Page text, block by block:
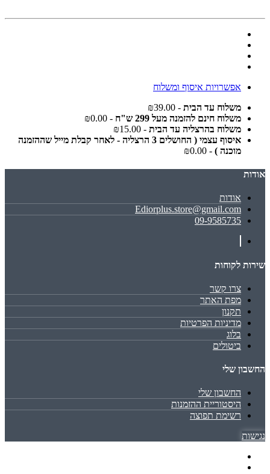
אפשרויות איסוף ומשלוח
משלוח עד הבית - ₪39.00
משלוח חינם להזמנה מעל 299 ש"ח
- ₪0.00
משלוח בהרצליה עד הבית - ₪15.00
איסוף עצמי ( החושלים 3 הרצליה - לאחר קבלת מייל שההזמנה
מוכנה ) - ₪0.00
אודות
אודות
Ediorplus.store@gmail.com
09-9585735
שירות לקוחות
צרו קשר
מפת האתר
תקנון
מדיניות הפרטיות
בלוג
ביטולים
החשבון שלי
החשבון שלי
היסטוריית ההזמנות
רשימת תפוצה
נגישות